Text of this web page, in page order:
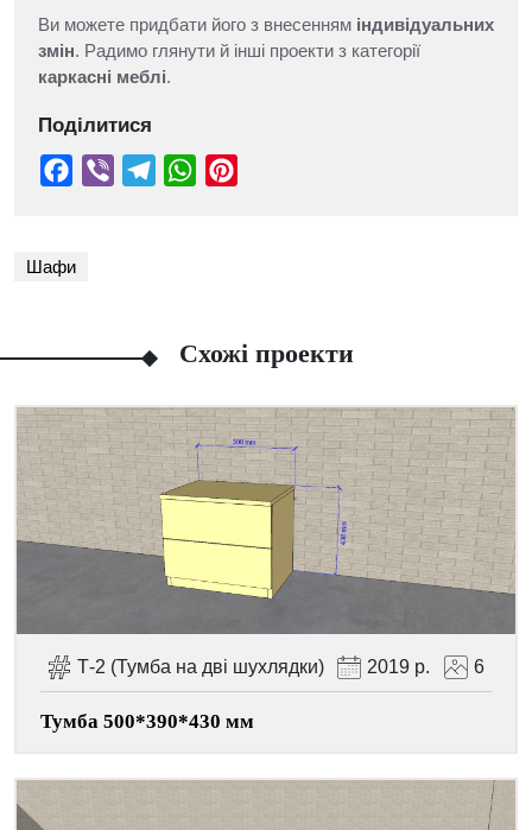
Ви можете придбати його з внесенням індивідуальних
змін. Радимо глянути й інші проекти з категорії
каркасні меблі.
Поділитися
Facebook
Viber TelegramWhatsAppPinterest
Шафи
Схожі проекти
Т-2 (Тумба на дві шухлядки) 2019 р. 6
Тумба 500*390*430 мм